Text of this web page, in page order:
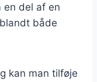
en del af en
både
kan man tilføje